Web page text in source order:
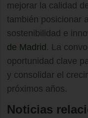
mejorar la calidad
también posicionar
sostenibilidad e
de Madrid . La
oportunidad clave
y consolidar el
próximos años.
Noticias